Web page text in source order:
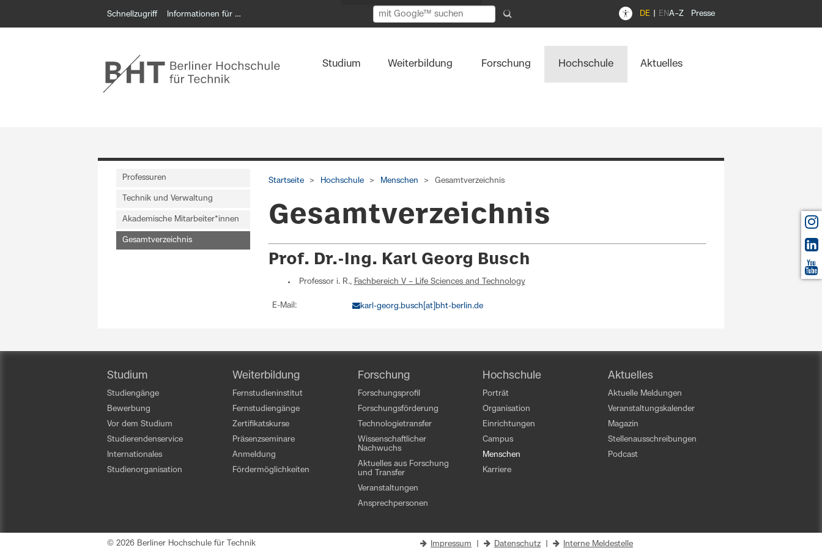
Schnellzugriff Informationen für … A–Z Presse
DE EN
Studium Weiterbildung Forschung Hochschule Aktuelles
Professuren
Technik und Verwaltung
Akademische Mitarbeiter*innen
Gesamtverzeichnis
Startseite Hochschule Menschen Gesamtverzeichnis
Gesamtverzeichnis
Prof. Dr.-Ing. Karl Georg Busch
Professor i. R., Fachbereich V – Life Sciences and Technology
E-Mail: karl-georg.busch[at]bht-berlin.de
Studium
Studiengänge
Bewerbung
Vor dem Studium
Studierendenservice
Internationales
Studienorganisation
Weiterbildung
Fernstudieninstitut
Fernstudiengänge
Zertifikatskurse
Präsenzseminare
Anmeldung
Fördermöglichkeiten
Forschung
Forschungsprofil
Forschungsförderung
Technologietransfer
Wissenschaftlicher
Nachwuchs
Aktuelles aus Forschung
und Transfer
Veranstaltungen
Ansprechpersonen
Hochschule
Porträt
Organisation
Einrichtungen
Campus
Menschen
Karriere
Aktuelles
Aktuelle Meldungen
Veranstaltungskalender
Magazin
Stellenausschreibungen
Podcast
© 2026 Berliner Hochschule für Technik Impressum Datenschutz Interne Meldestelle